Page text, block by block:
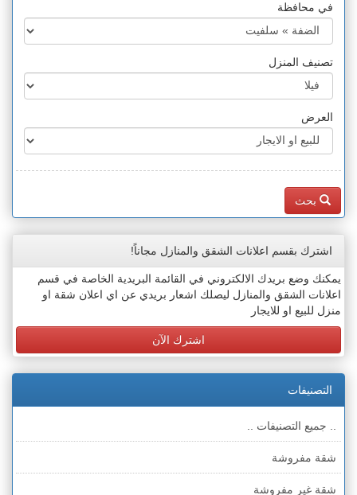
في محافظة
تصنيف المنزل
العرض
بحث
اشترك بقسم اعلانات الشقق والمنازل مجاناً!
يمكنك وضع بريدك الالكتروني في القائمة البريدية الخاصة في قسم
اعلانات الشقق والمنازل ليصلك اشعار بريدي عن اي اعلان شقة او
منزل للبيع او للايجار
اشترك الآن
التصنيفات
.. جميع التصنيفات ..
شقة مفروشة
شقة غير مفروشة